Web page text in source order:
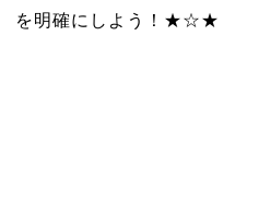
を明確にしよう！★☆★